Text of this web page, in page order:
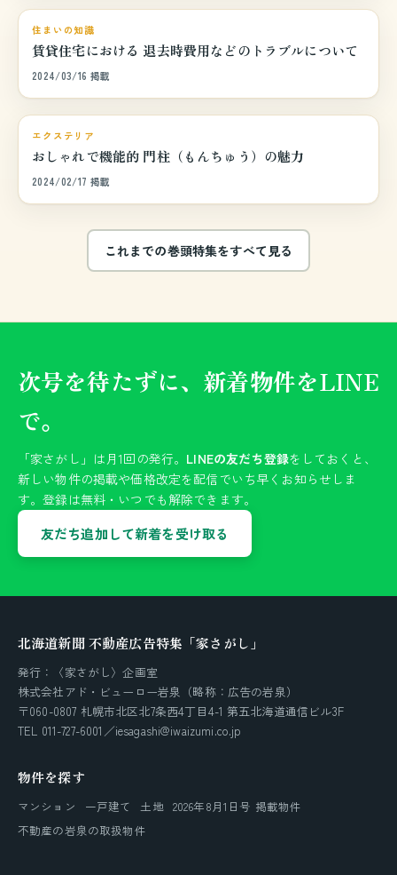
巻頭特集
住まいの知識
賃貸住宅における 退去時費用などのトラブルについて
2024/03/16 掲載
巻頭特集
エクステリア
おしゃれで機能的 門柱（もんちゅう）の魅力
2024/02/17 掲載
これまでの巻頭特集をすべて見る
次号を待たずに、新着物件をLINE
で。
「家さがし」は月1回の発行。 LINEの友だち登録をしておくと、
新しい物件の掲載や価格改定を配信でいち早くお知らせしま
す。登録は無料・いつでも解除できます。
友だち追加して新着を受け取る
北海道新聞 不動産広告特集「家さがし」
発行：〈家さがし〉企画室
株式会社アド・ビューロー岩泉（略称：広告の岩泉）
〒060-0807 札幌市北区北7条西4丁目4-1 第五北海道通信ビル3F
TEL 011-727-6001／iesagashi@iwaizumi.co.jp
物件を探す
マンション 一戸建て 土地 2026年8月1日号 掲載物件
不動産の岩泉の取扱物件